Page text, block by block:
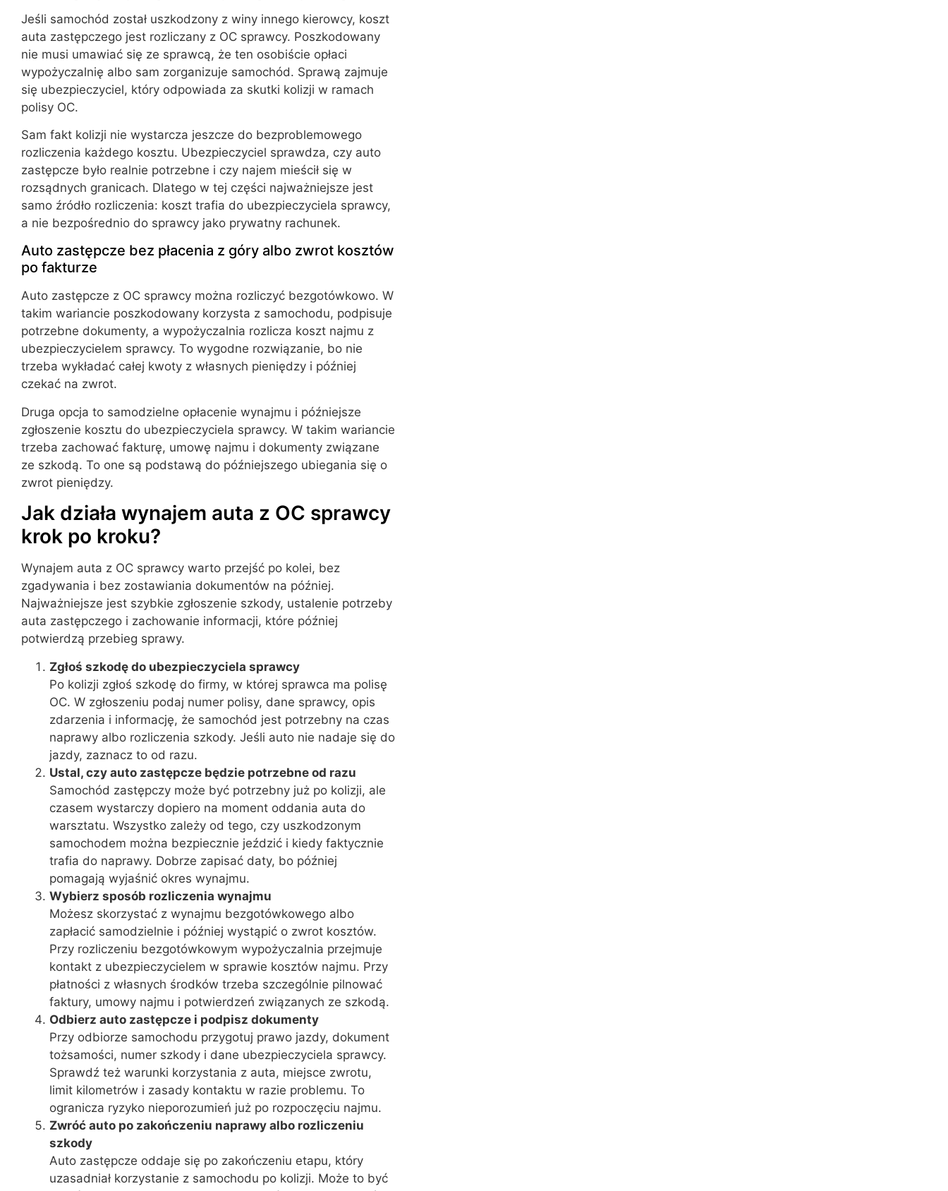
Jeśli samochód został uszkodzony z winy innego kierowcy, koszt
auta zastępczego jest rozliczany z OC sprawcy. Poszkodowany
nie musi umawiać się ze sprawcą, że ten osobiście opłaci
wypożyczalnię albo sam zorganizuje samochód. Sprawą zajmuje
się ubezpieczyciel, który odpowiada za skutki kolizji w ramach
polisy OC.
Sam fakt kolizji nie wystarcza jeszcze do bezproblemowego
rozliczenia każdego kosztu. Ubezpieczyciel sprawdza, czy auto
zastępcze było realnie potrzebne i czy najem mieścił się w
rozsądnych granicach. Dlatego w tej części najważniejsze jest
samo źródło rozliczenia: koszt trafia do ubezpieczyciela sprawcy,
a nie bezpośrednio do sprawcy jako prywatny rachunek.
Auto zastępcze bez płacenia z góry albo zwrot kosztów
po fakturze
Auto zastępcze z OC sprawcy można rozliczyć bezgotówkowo. W
takim wariancie poszkodowany korzysta z samochodu, podpisuje
potrzebne dokumenty, a wypożyczalnia rozlicza koszt najmu z
ubezpieczycielem sprawcy. To wygodne rozwiązanie, bo nie
trzeba wykładać całej kwoty z własnych pieniędzy i później
czekać na zwrot.
Druga opcja to samodzielne opłacenie wynajmu i późniejsze
zgłoszenie kosztu do ubezpieczyciela sprawcy. W takim wariancie
trzeba zachować fakturę, umowę najmu i dokumenty związane
ze szkodą. To one są podstawą do późniejszego ubiegania się o
zwrot pieniędzy.
Jak działa wynajem auta z OC sprawcy
krok po kroku?
Wynajem auta z OC sprawcy warto przejść po kolei, bez
zgadywania i bez zostawiania dokumentów na później.
Najważniejsze jest szybkie zgłoszenie szkody, ustalenie potrzeby
auta zastępczego i zachowanie informacji, które później
potwierdzą przebieg sprawy.
Zgłoś szkodę do ubezpieczyciela sprawcy
Po kolizji zgłoś szkodę do firmy, w której sprawca ma polisę
OC. W zgłoszeniu podaj numer polisy, dane sprawcy, opis
zdarzenia i informację, że samochód jest potrzebny na czas
naprawy albo rozliczenia szkody. Jeśli auto nie nadaje się do
jazdy, zaznacz to od razu.
Ustal, czy auto zastępcze będzie potrzebne od razu
Samochód zastępczy może być potrzebny już po kolizji, ale
czasem wystarczy dopiero na moment oddania auta do
warsztatu. Wszystko zależy od tego, czy uszkodzonym
samochodem można bezpiecznie jeździć i kiedy faktycznie
trafia do naprawy. Dobrze zapisać daty, bo później
pomagają wyjaśnić okres wynajmu.
Wybierz sposób rozliczenia wynajmu
Możesz skorzystać z wynajmu bezgotówkowego albo
zapłacić samodzielnie i później wystąpić o zwrot kosztów.
Przy rozliczeniu bezgotówkowym wypożyczalnia przejmuje
kontakt z ubezpieczycielem w sprawie kosztów najmu. Przy
płatności z własnych środków trzeba szczególnie pilnować
faktury, umowy najmu i potwierdzeń związanych ze szkodą.
Odbierz auto zastępcze i podpisz dokumenty
Przy odbiorze samochodu przygotuj prawo jazdy, dokument
tożsamości, numer szkody i dane ubezpieczyciela sprawcy.
Sprawdź też warunki korzystania z auta, miejsce zwrotu,
limit kilometrów i zasady kontaktu w razie problemu. To
ogranicza ryzyko nieporozumień już po rozpoczęciu najmu.
Zwróć auto po zakończeniu naprawy albo rozliczeniu
szkody
Auto zastępcze oddaje się po zakończeniu etapu, który
uzasadniał korzystanie z samochodu po kolizji. Może to być